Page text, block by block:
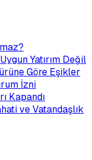
Yatırım Değil
Göre Eşikler
İzni
Kapandı
ve Vatandaşlık